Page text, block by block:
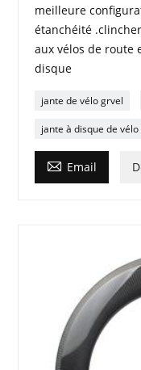
meilleure
étanchéité
aux vélos de route
disque
jante de vélo grvel
jante à disque de
 Email